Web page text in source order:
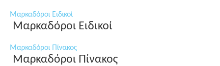
Μαρκαδόροι Ειδικοί
Μαρκαδόροι Ειδικοί
Μαρκαδόροι Πίνακος
Μαρκαδόροι Πίνακος